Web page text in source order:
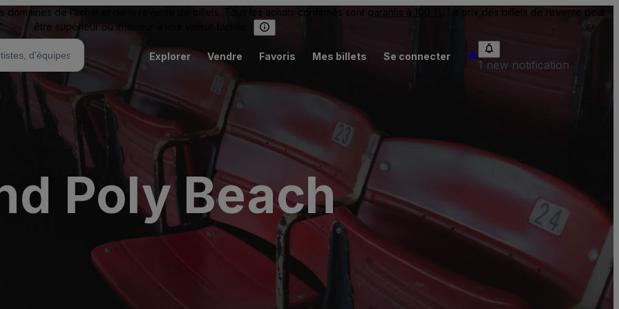
domaines de l’achat et de la revente de billets. Tous les achats confirmés sont garantis à 100 %
. Le prix des billets de revente peut
être supérieur ou inférieur à leur valeur faciale.
Explorer Vendre Favoris Mes billets Se connecter
1 new notification
Poly Beach